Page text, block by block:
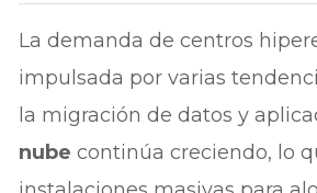
La demanda de centros
impulsada por varias
la migración de datos y
nube continúa creciendo, lo